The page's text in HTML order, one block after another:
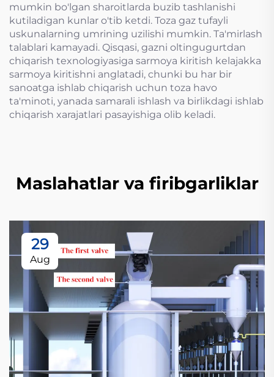
mumkin bo'lgan sharoitlarda buzib tashlanishi
kutiladigan kunlar o'tib ketdi. Toza gaz tufayli
uskunalarning umrining uzilishi mumkin. Ta'mirlash
talablari kamayadi. Qisqasi, gazni oltingugurtdan
chiqarish texnologiyasiga sarmoya kiritish kelajakka
sarmoya kiritishni anglatadi, chunki bu har bir
sanoatga ishlab chiqarish uchun toza havo
ta'minoti, yanada samarali ishlash va birlikdagi ishlab
chiqarish xarajatlari pasayishiga olib keladi.
Maslahatlar va firibgarliklar
29
Aug